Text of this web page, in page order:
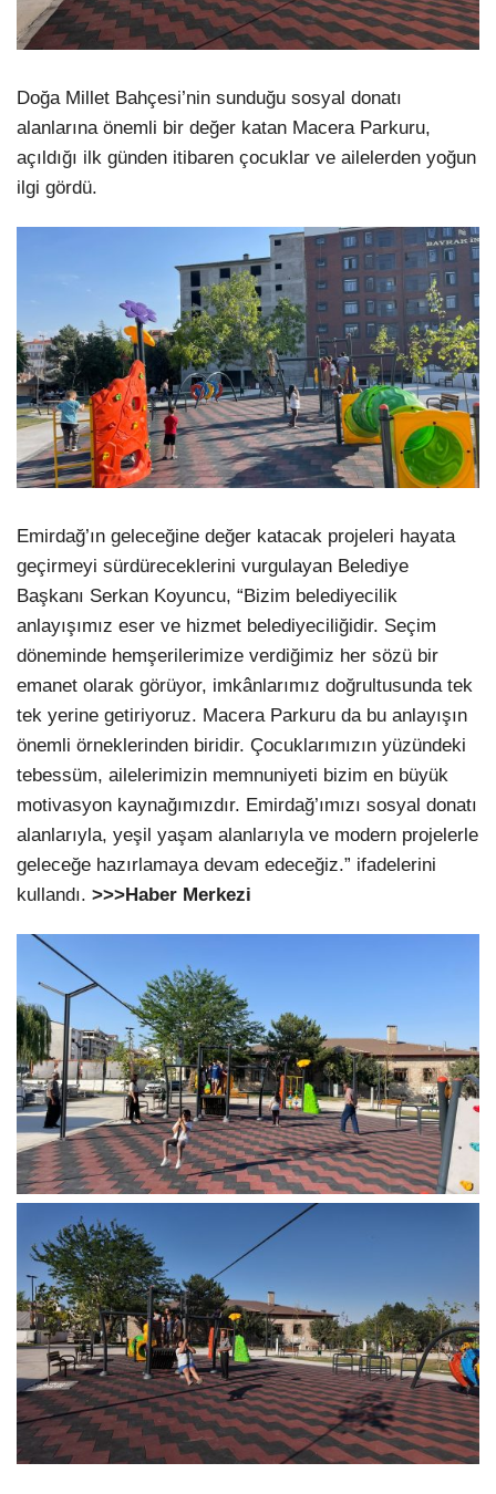
Doğa Millet Bahçesi’nin sunduğu sosyal donatı
alanlarına önemli bir değer katan Macera Parkuru,
açıldığı ilk günden itibaren çocuklar ve ailelerden yoğun
ilgi gördü.
Emirdağ’ın geleceğine değer katacak projeleri hayata
geçirmeyi sürdüreceklerini vurgulayan Belediye
Başkanı Serkan Koyuncu, “Bizim belediyecilik
anlayışımız eser ve hizmet belediyeciliğidir. Seçim
döneminde hemşerilerimize verdiğimiz her sözü bir
emanet olarak görüyor, imkânlarımız doğrultusunda tek
tek yerine getiriyoruz. Macera Parkuru da bu anlayışın
önemli örneklerinden biridir. Çocuklarımızın yüzündeki
tebessüm, ailelerimizin memnuniyeti bizim en büyük
motivasyon kaynağımızdır. Emirdağ’ımızı sosyal donatı
alanlarıyla, yeşil yaşam alanlarıyla ve modern projelerle
geleceğe hazırlamaya devam edeceğiz.” ifadelerini
kullandı. >>>Haber Merkezi